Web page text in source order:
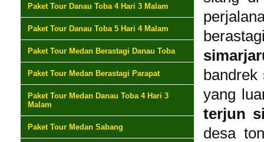
Paket Tour Danau Toba 4 Hari 3 Malam
Paket Tour Danau Toba 5 Hari 4 Malam
Paket Tour Medan Berastagi Danau Toba
Paket Tour Medan Berastagi Parapat
Paket Tour Medan Danau Toba 4 Hari 3
Malam
Paket Tour Medan Sabang
bandrek
yang
terjun
desa